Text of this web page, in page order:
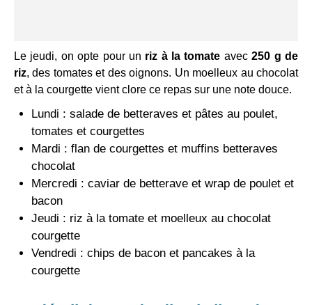
Le jeudi, on opte pour un riz à la tomate avec250 g de
riz, des tomates et des oignons. Un moelleux au chocolat
et à la courgette vient clore ce repas sur une note douce.
Lundi : salade de betteraves et pâtes au poulet,
tomates et courgettes
Mardi : flan de courgettes et muffins betteraves
chocolat
Mercredi : caviar de betterave et wrap de poulet et
bacon
Jeudi : riz à la tomate et moelleux au chocolat
courgette
Vendredi : chips de bacon et pancakes à la
courgette